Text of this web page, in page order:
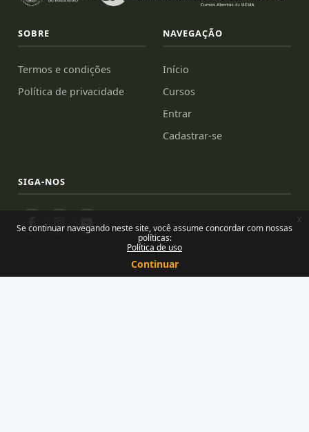
Se continuar navegando neste site, você assume concordar com nossas
políticas:
Política de uso
Continuar
x
SOBRE
Termos e condições
Política de privacidade
NAVEGAÇÃO
Início
Cursos
Entrar
Cadastrar-se
SIGA-NOS